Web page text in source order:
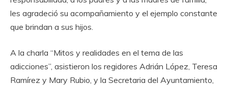
les agradeció su acompañamiento y el ejemplo constante
que brindan a sus hijos.
A la charla “Mitos y realidades en el tema de las
adicciones”, asistieron los regidores Adrián López, Teresa
Ramírez y Mary Rubio, y la Secretaria del Ayuntamiento,